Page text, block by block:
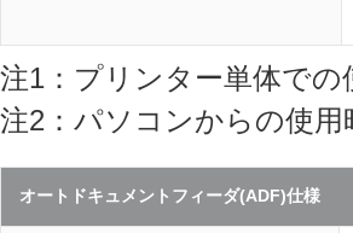
注1：プリンター単体での
注2：パソコンからの使用
オートドキュメントフィーダ(ADF)仕様